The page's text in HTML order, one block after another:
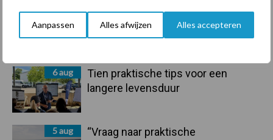
Aanpassen Alles afwijzen Alles accepteren
6 aug
ForFarmers ziet volume en
marktaandeel groeien in krimpende
Nederlandse markt
6 aug
Tien praktische tips voor een
langere levensduur
5 aug
“Vraag naar praktische